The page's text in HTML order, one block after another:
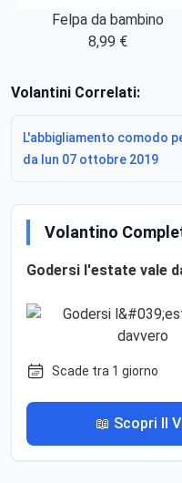
Felpa da bambino
8,99 €
Volantini Correlati:
L'abbigliamento comodo
da lun 07 ottobre 2019
Volantino
Godersi l'estate vale
Scade tra 1 giorno
📖 Scopri Il